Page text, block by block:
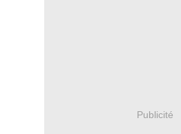
Publicité